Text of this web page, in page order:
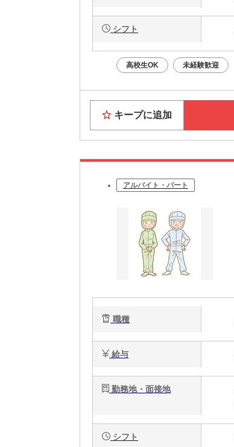
シフト
高校生OK 未経験歓迎
キープに追加
アルバイト・パート
職種
給与
勤務地・面接地
シフト